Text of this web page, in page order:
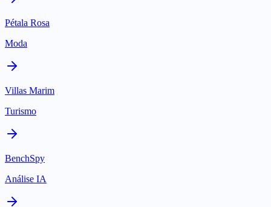
Pétala Rosa
Moda
Villas Marim
Turismo
BenchSpy
Análise IA